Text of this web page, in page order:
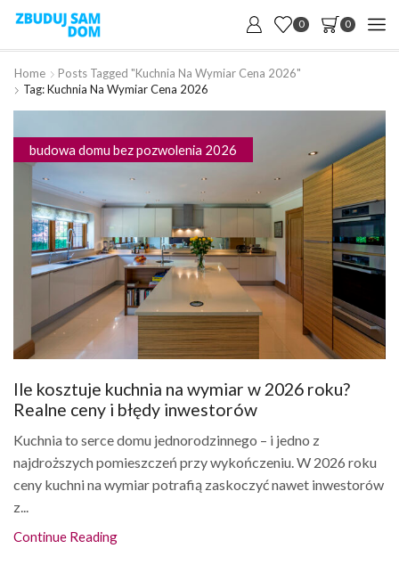
0 0
Home
Posts Tagged "kuchnia Na Wymiar Cena 2026"
Tag: Kuchnia Na Wymiar Cena 2026
budowa domu bez pozwolenia 2026
Ile kosztuje kuchnia na wymiar w 2026 roku?
Realne ceny i błędy inwestorów
Kuchnia to serce domu jednorodzinnego – i jedno z
najdroższych pomieszczeń przy wykończeniu. W 2026 roku
ceny kuchni na wymiar potrafią zaskoczyć nawet inwestorów
z...
Continue Reading